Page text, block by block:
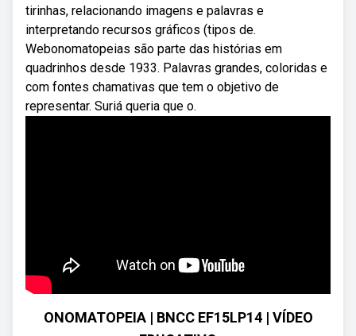
tirinhas, relacionando imagens e palavras e
interpretando recursos gráficos (tipos de.
Webonomatopeias são parte das histórias em
quadrinhos desde 1933. Palavras grandes, coloridas e
com fontes chamativas que tem o objetivo de
representar. Suriá queria que o.
ONOMATOPEIA | BNCC EF15LP14 | VÍDEO